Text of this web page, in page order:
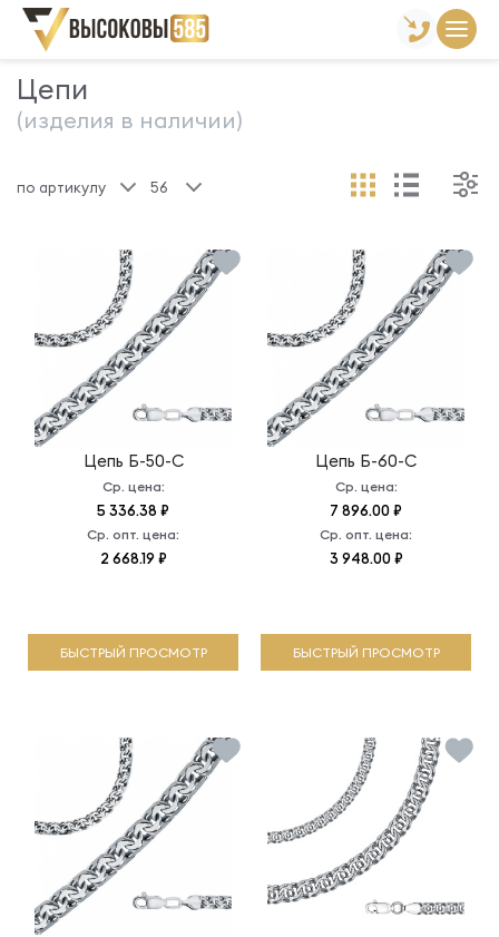
Главная Склад готовой продукции
Цепи
(изделия в наличии)
по артикулу 56
Цепь Б-50-С
Ср. цена:
5 336.38 ₽
Ср. опт. цена:
2 668.19 ₽
БЫСТРЫЙ ПРОСМОТР
Цепь Б-60-С
Ср. цена:
7 896.00 ₽
Ср. опт. цена:
3 948.00 ₽
БЫСТРЫЙ ПРОСМОТР